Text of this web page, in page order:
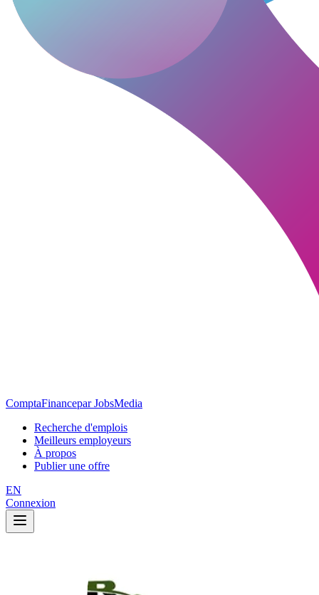
ComptaFinancepar JobsMedia
Recherche d'emplois
Meilleurs employeurs
À propos
Publier une offre
EN
Connexion